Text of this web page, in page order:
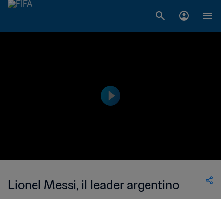
Lionel Messi, il leader argentino